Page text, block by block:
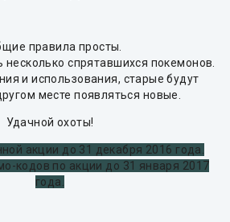
правила просты.
несколько спрятавшихся покемонов.
и использования, старые будут
месте появляться новые.
Удачной охоты!
акции до 31 декабря 2016 года.
кодов по акции до 31 января 2017
года.